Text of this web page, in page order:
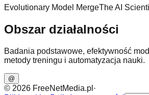
Evolutionary Model MergeThe AI
Obszar działalności
Badania podstawowe, efektywność
metody treningu i automatyzacja nauki.
@
© 2026 FreeNetMedia.pl ·